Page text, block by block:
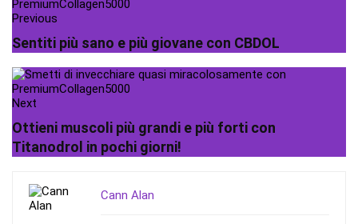
Previous
Sentiti più sano e più giovane con CBDOL
Next
Ottieni muscoli più grandi e più forti con
Titanodrol in pochi giorni!
Cann Alan